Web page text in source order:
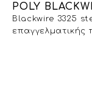
POLY
Blackwire 3325
επαγγελματικής